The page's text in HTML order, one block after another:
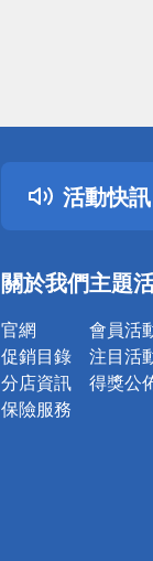
活動快訊
關於我們
官網
促銷目錄
分店資訊
保險服務
主題
會員活
注目活
得獎公